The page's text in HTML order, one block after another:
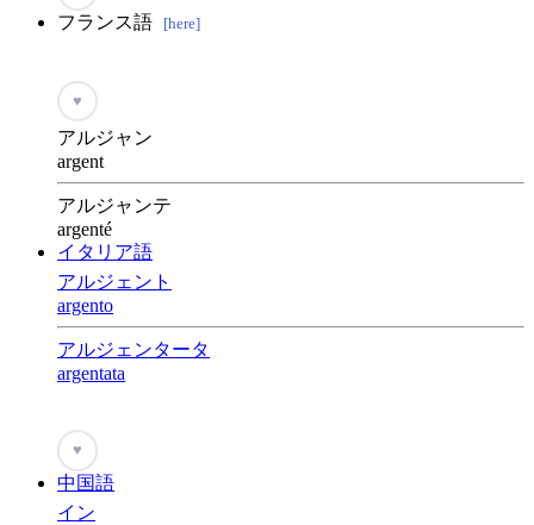
フランス語 [here]
♥
アルジャン
argent
アルジャンテ
argenté
イタリア語
アルジェント
argento
アルジェンタータ
argentata
♥
中国語
イン